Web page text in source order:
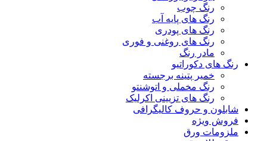
رنگ چوب
رنگ‌ های پایه آب
رنگ های پودری
رنگ‌ های روغنی و فوری
مادر رنگ
رنگ های دکوراتیو
خمیر پتینه برجسته
رنگ مخملی و اتوشنتو
رنگ های تزیینی اکرلیک
شابلون و حروف کالیگرافی
فروش ویژه
ملزومات ورق